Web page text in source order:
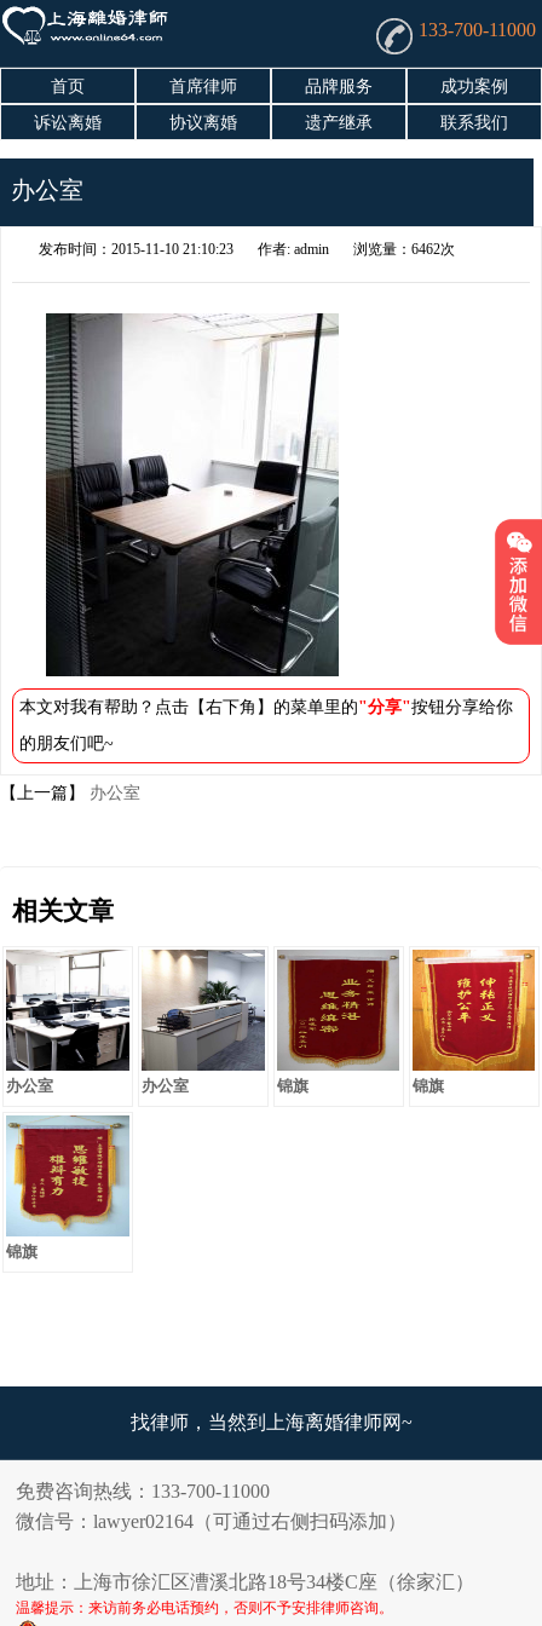
133-700-11000
首页 首席律师 品牌服务
成功案例
诉讼离婚
协议离婚 遗产继承 联系我们
办公室
发布时间：2015-11-10 21:10:23 作者: admin 浏览量：6462次
本文对我有帮助？点击【右下角】的菜单里的"分享"按钮分享给你
的朋友们吧~
【上一篇】 办公室
相关文章
办公室 办公室 锦旗 锦旗
锦旗
找律师，当然到上海离婚律师网~
免费咨询热线：133-700-11000
微信号：lawyer02164（可通过右侧扫码添加）
地址：上海市徐汇区漕溪北路18号34楼C座（徐家汇）
温馨提示：来访前务必电话预约，否则不予安排律师咨询。